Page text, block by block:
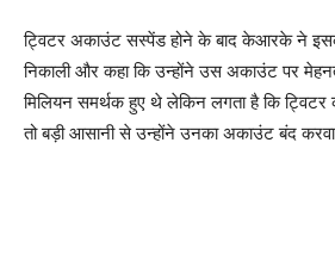
ट्विटर अकाउंट सस्पेंड होने के बाद केआरके ने
निकाली और कहा कि उन्होंने उस अकाउंट पर
मिलियन समर्थक हुए थे लेकिन लगता है कि
तो बड़ी आसानी से उन्होंने उनका अकाउंट बंद करवा